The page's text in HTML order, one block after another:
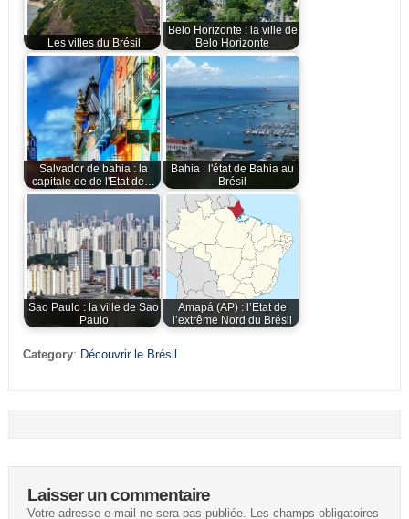
Les villes du Brésil
Belo Horizonte : la ville de
Belo Horizonte
Salvador de bahia : la
capitale de de l'Etat de…
Bahia : l'état de Bahia au
Brésil
Sao Paulo : la ville de Sao
Paulo
Amapá (AP) : l’Etat de
l’extrême Nord du Brésil
Category: Découvrir le Brésil
Laisser un commentaire
Votre adresse e-mail ne sera pas publiée. Les champs obligatoires